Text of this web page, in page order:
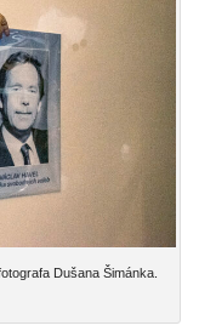
Dušana Šimánka.